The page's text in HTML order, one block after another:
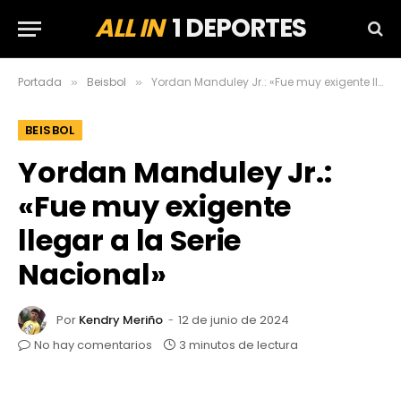
ALL IN1 DEPORTES
Portada » Beisbol » Yordan Manduley Jr.: «Fue muy exigente llegar a la Serie Nacional»
BEISBOL
Yordan Manduley Jr.:
«Fue muy exigente
llegar a la Serie
Nacional»
Por Kendry Meriño
12 de junio de 2024
No hay comentarios
3 minutos de lectura